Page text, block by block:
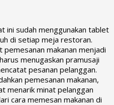
sudah menggunakan tablet
di setiap meja restoran.
makanan menjadi
menugaskan pramusaji
pesanan pelanggan.
pemesanan makanan,
menarik minat pelanggan
cara memesan makanan di